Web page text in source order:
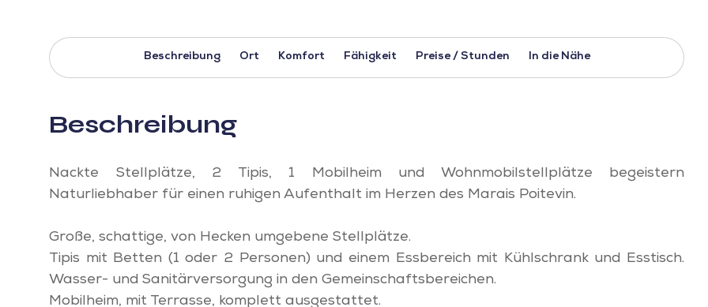
Beschreibung Ort Komfort Fähigkeit Preise / Stunden In die Nähe
Beschreibung
Nackte Stellplätze, 2 Tipis, 1 Mobilheim und Wohnmobilstellplätze begeistern
Naturliebhaber für einen ruhigen Aufenthalt im Herzen des Marais Poitevin.
Große, schattige, von Hecken umgebene Stellplätze.
Tipis mit Betten (1 oder 2 Personen) und einem Essbereich mit Kühlschrank und Esstisch.
Wasser- und Sanitärversorgung in den Gemeinschaftsbereichen.
Mobilheim, mit Terrasse, komplett ausgestattet.